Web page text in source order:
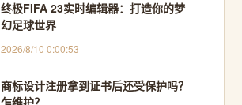
终极FIFA 23实时编辑器：打造你的梦
幻足球世界
2026/8/10 0:00:53
商标设计注册拿到证书后还受保护吗？
乍维护？